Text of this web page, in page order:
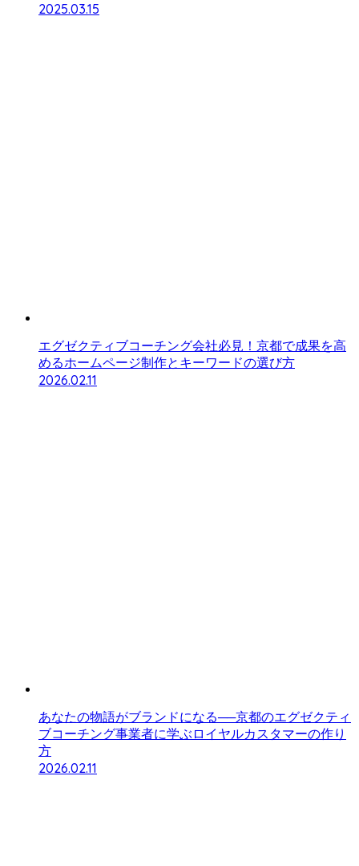
2025.03.15
エグゼクティブコーチング会社必見！京都で成果を高
めるホームページ制作とキーワードの選び方
2026.02.11
あなたの物語がブランドになる──京都のエグゼクティ
ブコーチング事業者に学ぶロイヤルカスタマーの作り
方
2026.02.11